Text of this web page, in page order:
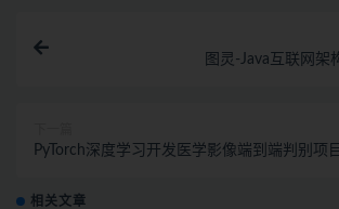
图灵-Java互联网架
PyTorch深度学习开发医学影像端到端判别项
相关文章